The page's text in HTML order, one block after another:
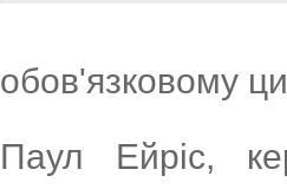
обов'язковому
Паул Ейріс,